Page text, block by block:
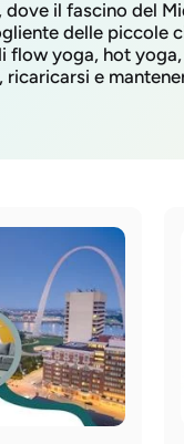
il fascino del
delle piccole
yoga, hot
e